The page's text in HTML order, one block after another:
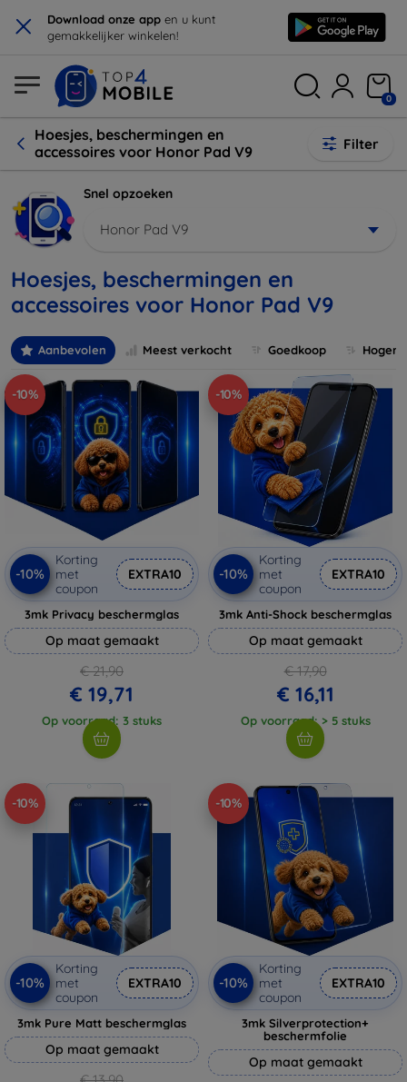
× Download onze app en u kunt
gemakkelijker winkelen!
0
Hoesjes, beschermingen en
accessoires voor Honor Pad V9
Filter
Snel opzoeken
Honor Pad V9
Hoesjes, beschermingen en
accessoires voor Honor Pad V9
Aanbevolen Meest verkocht Goedkoop
-10%
-10%
Korting
met
coupon
EXTRA10
3mk Privacy beschermglas
Op maat gemaakt
€ 21,90
€ 19,71
Op voorraad: 3 stuks
-10%
-10%
Korting
met
coupon
EXTRA10
3mk Anti-Shock beschermglas
Op maat gemaakt
€ 17,90
€ 16,11
Op voorraad: > 5 stuks
-10%
-10%
Korting
met
coupon
EXTRA10
3mk Pure Matt beschermglas
Op maat gemaakt
-10%
-10%
Korting
met
coupon
EXTRA10
3mk Silverprotection+
beschermfolie
Op maat gemaakt